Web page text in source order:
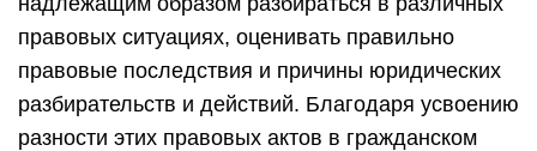
правовых ситуациях, оценивать правильно
правовые последствия и причины юридических
разбирательств и действий. Благодаря усвоению
разности этих правовых актов в гражданском